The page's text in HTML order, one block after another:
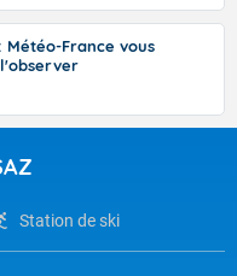
Météo-France vous
Station de ski